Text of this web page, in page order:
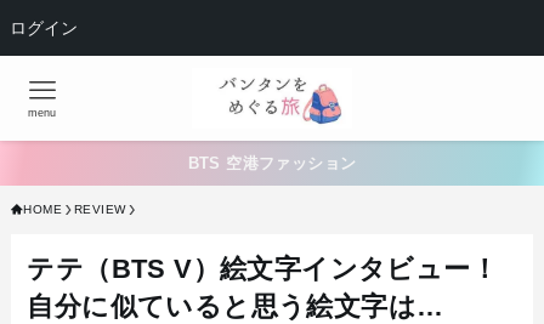
ログイン
menu
BTS 空港ファッション
HOME REVIEW
テテ（BTS V）絵文字インタビュー！
自分に似ていると思う絵文字は…